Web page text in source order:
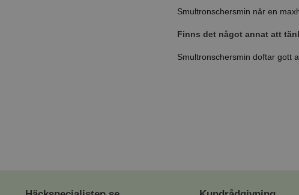
Smultronschersmin når en
Finns det något annat att
Smultronschersmin doftar gott